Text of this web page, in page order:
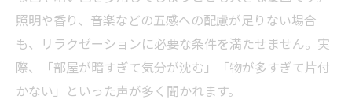
照明や香り、音楽などの五感への配慮が足りない場合
も、リラクゼーションに必要な条件を満たせません。実
際、「部屋が暗すぎて気分が沈む」「物が多すぎて片付
かない」といった声が多く聞かれます。